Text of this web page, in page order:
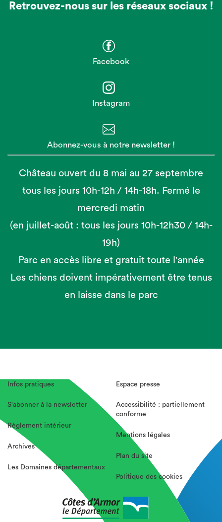
Retrouvez-nous sur les réseaux sociaux !
Facebook
Instagram
Abonnez-vous à notre newsletter !
Château ouvert du 8 mai au 27 septembre
tous les jours 10h-12h / 14h-18h. Fermé le
mercredi matin
(en juillet-août : tous les jours 10h-12h30 / 14h-
19h)
Parc en accès libre et gratuit toute l'année
Les chiens doivent impérativement être tenus
en laisse dans le parc
Infos pratiques
S'abonner à la newsletter
Règlement intérieur
Archives
Les Domaines départementaux
Espace presse
Accessibilité : partiellement
conforme
Mentions légales
Plan du site
Politique des cookies